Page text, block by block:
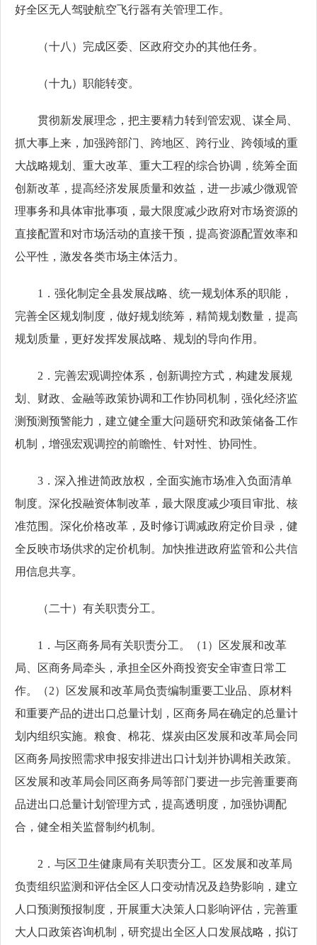
好全区无人驾驶航空飞行器有关管理工作。
（十八）完成区委、区政府交办的其他任务。
（十九）职能转变。
贯彻新发展理念，把主要精力转到管宏观、谋全局、
抓大事上来，加强跨部门、跨地区、跨行业、跨领域的重
大战略规划、重大改革、重大工程的综合协调，统筹全面
创新改革，提高经济发展质量和效益，进一步减少微观管
理事务和具体审批事项，最大限度减少政府对市场资源的
直接配置和对市场活动的直接干预，提高资源配置效率和
公平性，激发各类市场主体活力。
1．强化制定全县发展战略、统一规划体系的职能，
完善全区规划制度，做好规划统筹，精简规划数量，提高
规划质量，更好发挥发展战略、规划的导向作用。
2．完善宏观调控体系，创新调控方式，构建发展规
划、财政、金融等政策协调和工作协同机制，强化经济监
测预测预警能力，建立健全重大问题研究和政策储备工作
机制，增强宏观调控的前瞻性、针对性、协同性。
3．深入推进简政放权，全面实施市场准入负面清单
制度。深化投融资体制改革，最大限度减少项目审批、核
准范围。深化价格改革，及时修订调减政府定价目录，健
全反映市场供求的定价机制。加快推进政府监管和公共信
用信息共享。
（二十）有关职责分工。
1．与区商务局有关职责分工。（1）区发展和改革
局、区商务局牵头，承担全区外商投资安全审查日常工
作。（2）区发展和改革局负责编制重要工业品、原材料
和重要产品的进出口总量计划，区商务局在确定的总量计
划内组织实施。粮食、棉花、煤炭由区发展和改革局会同
区商务局按照需求申报安排进出口计划并协调相关政策。
区发展和改革局会同区商务局等部门要进一步完善重要商
品进出口总量计划管理方式，提高透明度，加强协调配
合，健全相关监督制约机制。
2．与区卫生健康局有关职责分工。区发展和改革局
负责组织监测和评估全区人口变动情况及趋势影响，建立
人口预测预报制度，开展重大决策人口影响评估，完善重
大人口政策咨询机制，研究提出全区人口发展战略，拟订